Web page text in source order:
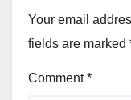
Your email
fields are marked
Comment*